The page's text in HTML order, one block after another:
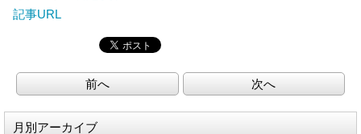
記事URL
前へ 次へ
月別アーカイブ